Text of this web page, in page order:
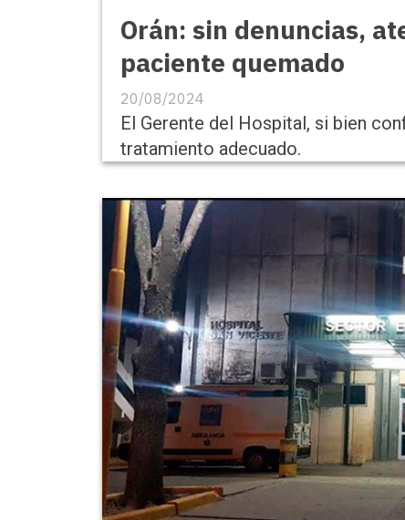
Orán: sin denuncias,
paciente quemado
20/08/2024
El Gerente del Hospital, si bien
tratamiento adecuado.